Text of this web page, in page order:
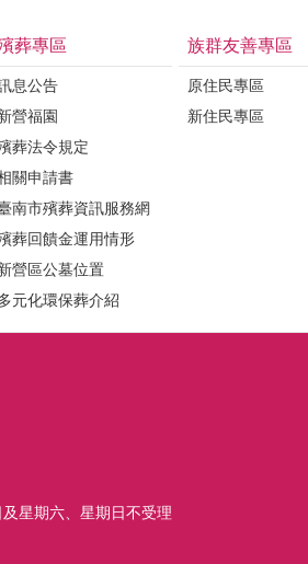
葬專區
息公告
營福園
葬法令規定
關申請書
南市殯葬資訊服務網
葬回饋金運用情形
營區公墓位置
元化環保葬介紹
族群友善專區
原住民專區
新住民專區
星期六、星期日不受理